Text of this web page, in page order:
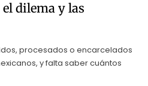
dilema y las
procesados o encarcelados
y falta saber cuántos